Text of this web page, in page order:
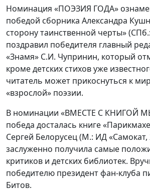
Номинация «ПОЭЗИЯ ГОДА»
победой сборника Александра
сторону таинственной черты»
поздравил победителя главный
«Знамя» С.И. Чупринин, который
кроме детских стихов уже
читатель может прикоснуться к
«взрослой» поэзии.
В номинации «ВМЕСТЕ С КНИГОЙ
победа досталась книге
Сергей Белорусец (М.: ИД «Самокат,
заслуженно получила самые
критиков и детских библиотек.
победителю президент фан-клуба
Битов.